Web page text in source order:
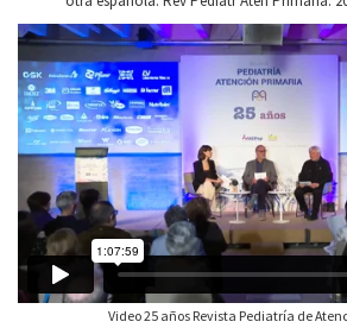
Video 25 años Revista Pediatría de